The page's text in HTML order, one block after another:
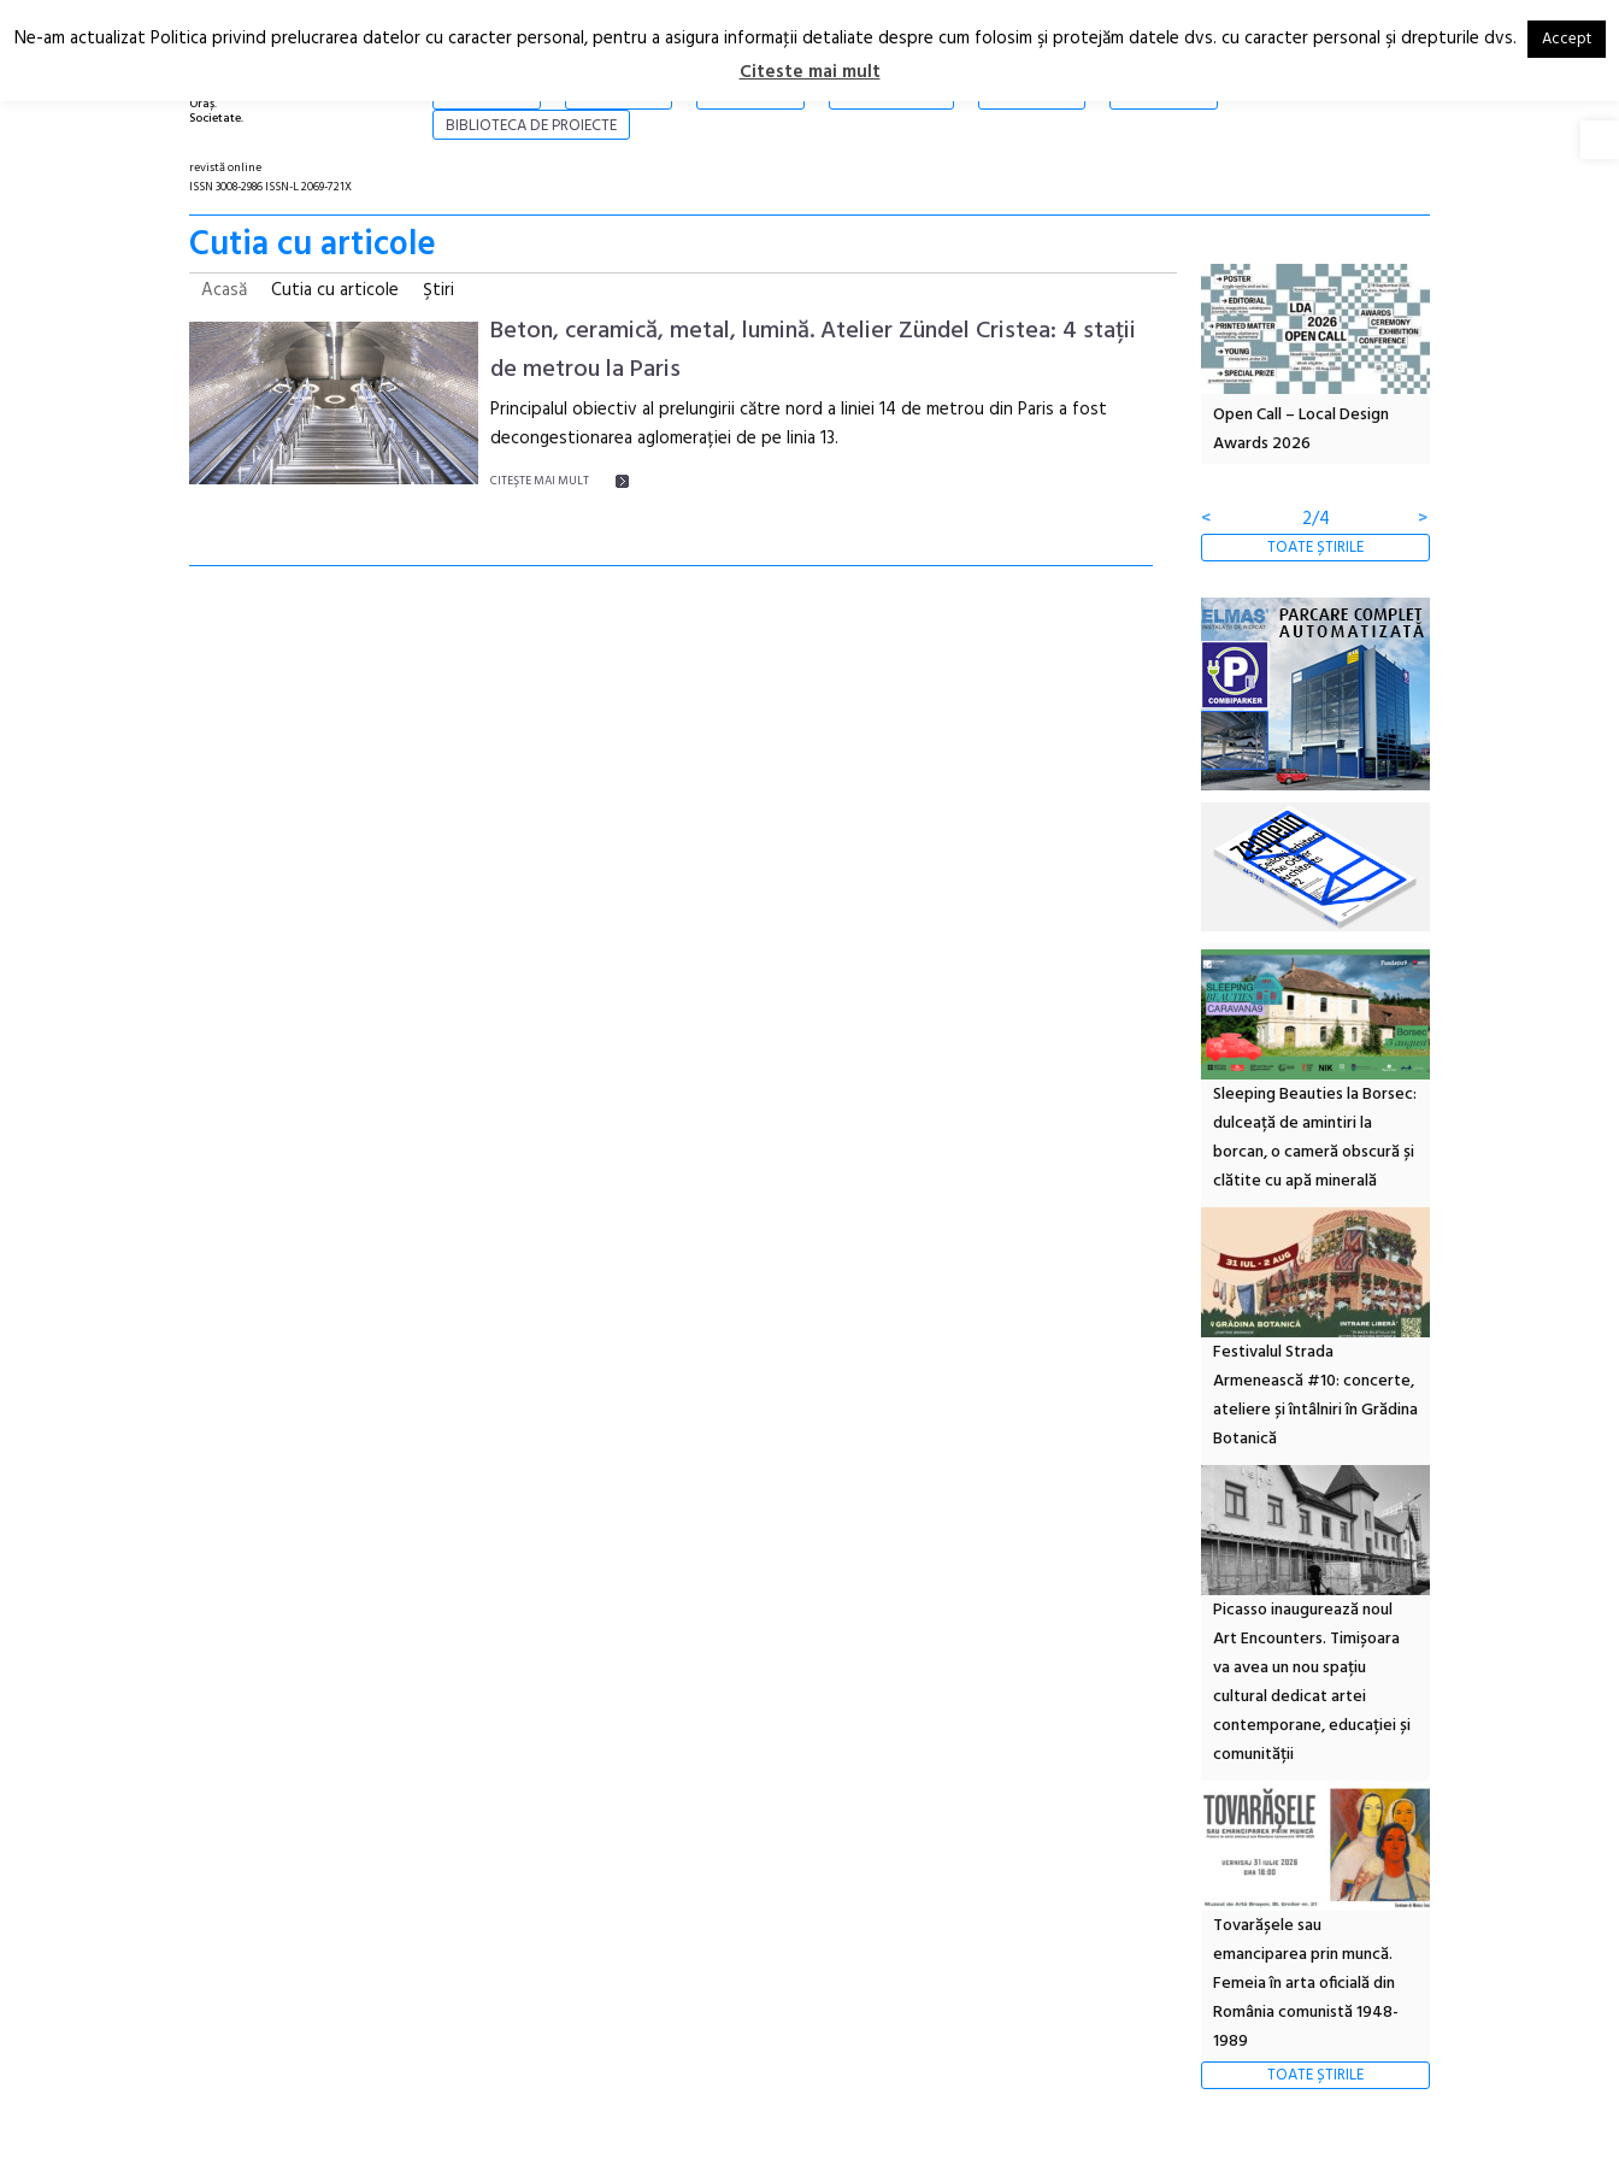
Oraș.
Societate.
RO
EN
BIBLIOTECA DE PROIECTE
revistă online
ISSN 3008-2986 ISSN-L 2069-721X
Cutia cu articole
Acasă Cutia cu articole Ştiri
Beton, ceramică, metal, lumină. Atelier Zündel Cristea: 4 stații
de metrou la Paris
Principalul obiectiv al prelungirii către nord a liniei 14 de metrou din Paris a fost
decongestionarea aglomerației de pe linia 13.
CITEŞTE MAI MULT
În curând: POELANDA – parc
Open Call – Local Design
Awards 2026
<
2/4 >
TOATE ȘTIRILE
Sleeping Beauties la Borsec:
dulceață de amintiri la
borcan, o cameră obscură și
clătite cu apă minerală
Festivalul Strada
Armenească #10: concerte,
ateliere și întâlniri în Grădina
Botanică
Picasso inaugurează noul
Art Encounters. Timișoara
va avea un nou spațiu
cultural dedicat artei
contemporane, educației și
comunității
Tovarășele sau
emanciparea prin muncă.
Femeia în arta oficială din
România comunistă 1948-
1989
TOATE ȘTIRILE
Ne-am actualizat Politica privind prelucrarea datelor cu caracter personal, pentru a asigura informaţii detaliate despre cum folosim şi protejăm datele dvs. cu caracter personal şi drepturile dvs. Accept
Citeste mai mult